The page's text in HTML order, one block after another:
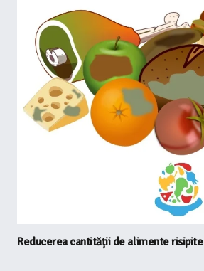
Reducerea cantității de alimente risipite